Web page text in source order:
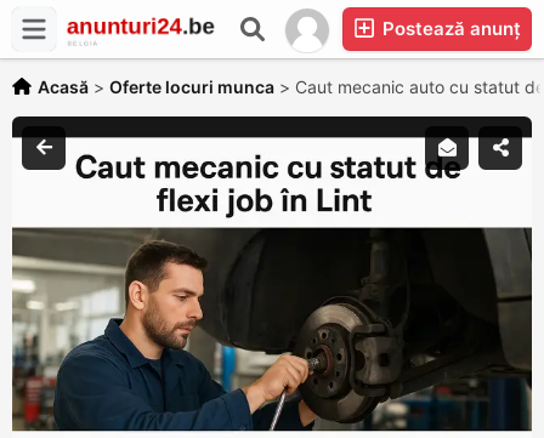
Postează anunț
Acasă > Oferte locuri munca > Caut mecanic auto cu statut